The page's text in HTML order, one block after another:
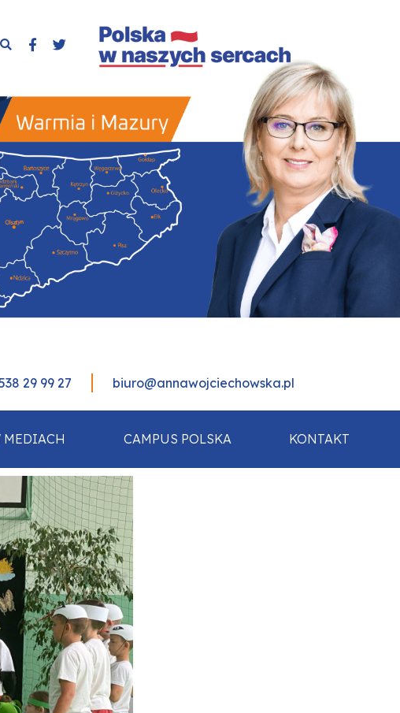
29 99 27 biuro@annawojciechowska.pl
MEDIACH CAMPUS POLSKA KONTAKT